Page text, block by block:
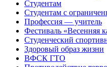
Студентам
Студентам с
Профессия — учитель
Фестиваль «Весенняя
Студенческий
Здоровый образ жизни
ВФСК ГТО